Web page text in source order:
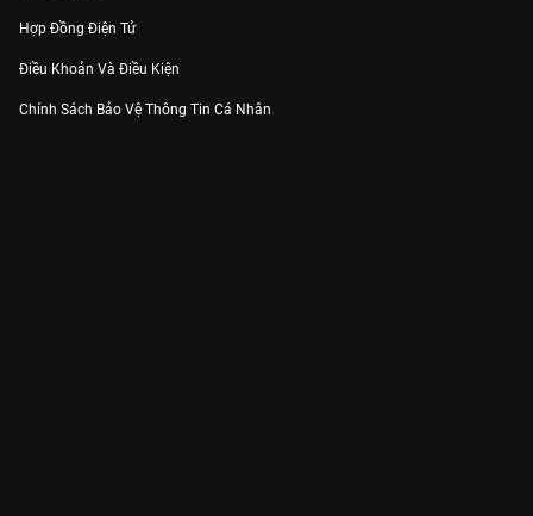
Hợp Đồng Điện Tử
Điều Khoản Và Điều Kiện
Chính Sách Bảo Vệ Thông Tin Cá Nhân